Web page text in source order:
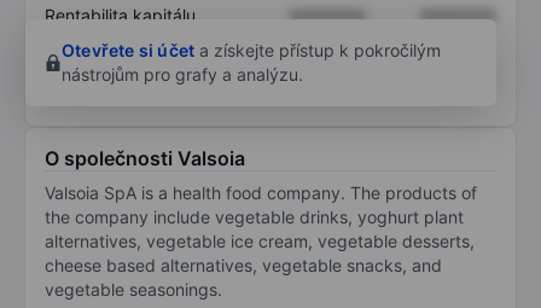
Rentabilita kapitálu XXXXXXX
XXXXXXX
Otevřete si účet a získejte přístup k pokročilým
nástrojům pro grafy a analýzu.
O společnosti Valsoia
Valsoia SpA is a health food company. The products of
the company include vegetable drinks, yoghurt plant
alternatives, vegetable ice cream, vegetable desserts,
cheese based alternatives, vegetable snacks, and
vegetable seasonings.